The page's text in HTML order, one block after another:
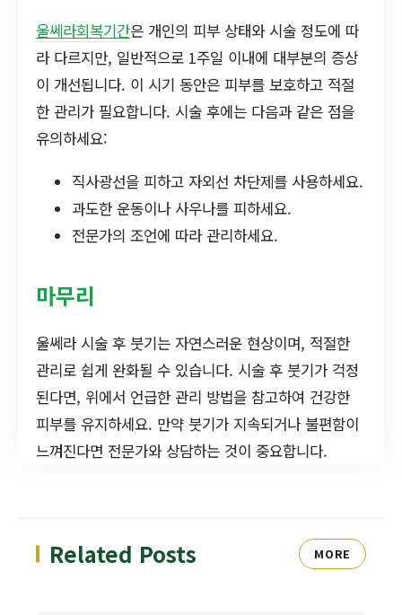
울쎄라회복기간은 개인의 피부 상태와 시술 정도에 따
라 다르지만, 일반적으로 1주일 이내에 대부분의 증상
이 개선됩니다. 이 시기 동안은 피부를 보호하고 적절
한 관리가 필요합니다. 시술 후에는 다음과 같은 점을
유의하세요:
직사광선을 피하고 자외선 차단제를 사용하세요.
과도한 운동이나 사우나를 피하세요.
전문가의 조언에 따라 관리하세요.
마무리
울쎄라 시술 후 붓기는 자연스러운 현상이며, 적절한
관리로 쉽게 완화될 수 있습니다. 시술 후 붓기가 걱정
된다면, 위에서 언급한 관리 방법을 참고하여 건강한
피부를 유지하세요. 만약 붓기가 지속되거나 불편함이
느껴진다면 전문가와 상담하는 것이 중요합니다.
Related Posts MORE